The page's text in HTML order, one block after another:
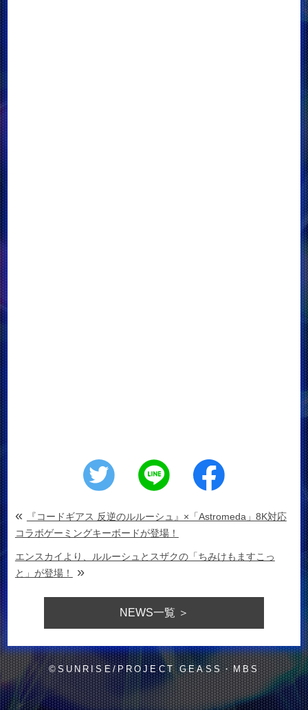
«
『コードギアス 反逆のルルーシュ』×「Astromeda」8K対応
コラボゲーミングキーボードが登場！
エンスカイより、ルルーシュとスザクの「ちみけもますこっ
と」が登場！
»
NEWS一覧 ＞
©SUNRISE/PROJECT GEASS・MBS